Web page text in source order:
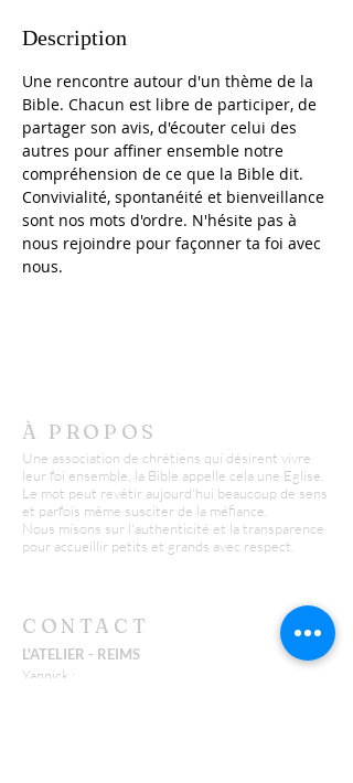
Description
Une rencontre autour d'un thème de la
Bible. Chacun est libre de participer, de
partager son avis, d'écouter celui des
autres pour affiner ensemble notre
compréhension de ce que la Bible dit.
Convivialité, spontanéité et bienveillance
sont nos mots d'ordre. N'hésite pas à
nous rejoindre pour façonner ta foi avec
nous.
À PROPOS
Une association de chrétiens qui désirent vivre
leur foi ensemble, la Bible appelle cela une Eglise.
Le mot peut revêtir aujourd'hui beaucoup de sens
et parfois même susciter de la méfiance.
Nous misons sur l'authenticité et la transparence
pour accueillir petits et grands avec respect.
CONTACT
L'ATELIER - REIMS
Yannick :